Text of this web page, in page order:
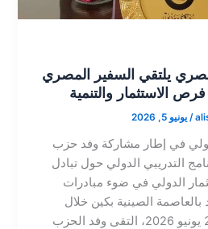
يلتقي السفير المصري
الاستثمار والتنمية
/يونيو 5, 2026
​في إطار مشاركة وفد حزب
التدريبي الدولي حول تبادل
الدولي في ضوء مبادرات
بالعاصمة الصينية بكين خلال
الفترة من 20 مايو إلى 2 يونيو 2026، التقى وفد الحزب